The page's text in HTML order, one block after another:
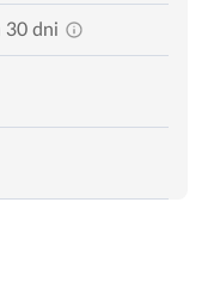
30 dni